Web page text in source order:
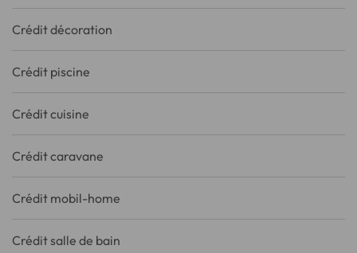
Crédit décoration
Crédit piscine
Crédit cuisine
Crédit caravane
Crédit mobil-home
Crédit salle de bain